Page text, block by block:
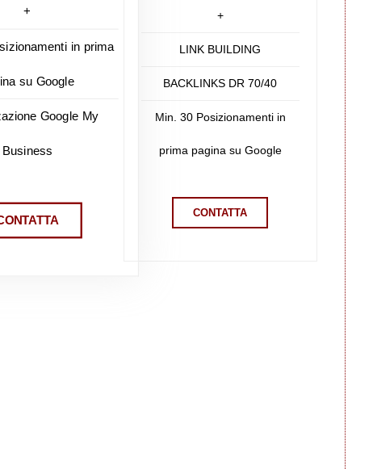
+
in prima
su Google
Google My
Business
+
LINK BUILDING
BACKLINKS DR 70/40
Min. 30 Posizionamenti in
prima pagina su Google
CONTATTA